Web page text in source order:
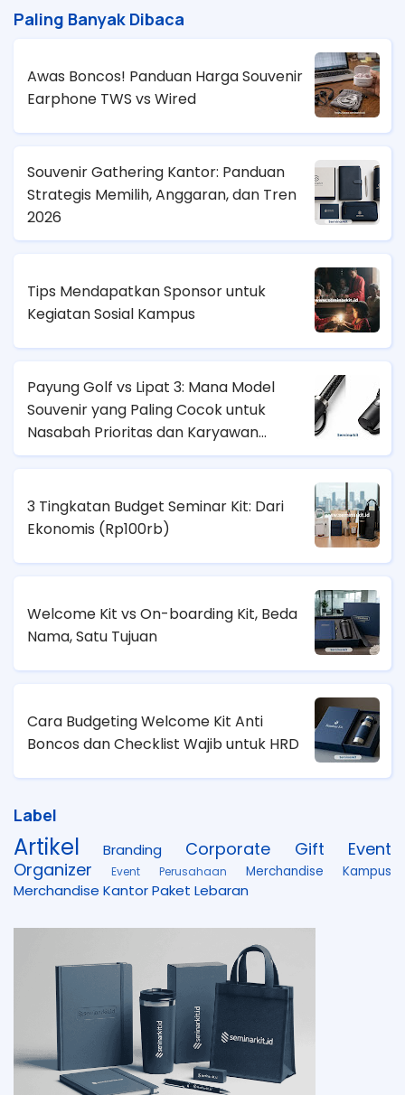
Paling Banyak Dibaca
Awas Boncos! Panduan Harga Souvenir
Earphone TWS vs Wired
Souvenir Gathering Kantor: Panduan
Strategis Memilih, Anggaran, dan Tren
2026
Tips Mendapatkan Sponsor untuk
Kegiatan Sosial Kampus
Payung Golf vs Lipat 3: Mana Model
Souvenir yang Paling Cocok untuk
Nasabah Prioritas dan Karyawan
Lapangan?
3 Tingkatan Budget Seminar Kit: Dari
Ekonomis (Rp100rb)
Welcome Kit vs On-boarding Kit, Beda
Nama, Satu Tujuan
Cara Budgeting Welcome Kit Anti
Boncos dan Checklist Wajib untuk HRD
Label
Artikel Branding Corporate Gift
Event
Organizer
Event Perusahaan Merchandise Kampus
Merchandise KantorPaket Lebaran